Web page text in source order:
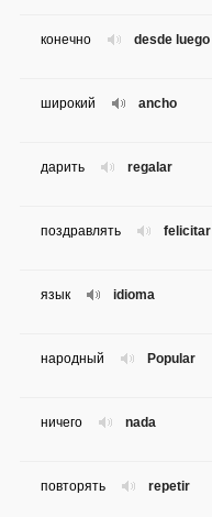
desde luego
конечно
ancho
широкий
regalar
дарить
felicitar
поздравлять
idioma
язык
Popular
народный
nada
ничего
repetir
повторять